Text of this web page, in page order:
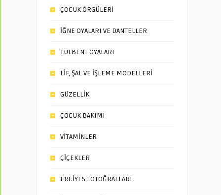
ÇOCUK ÖRGÜLERİ
İĞNE OYALARI VE DANTELLER
TÜLBENT OYALARI
LİF, ŞAL VE İŞLEME MODELLERİ
GÜZELLİK
ÇOCUK BAKIMI
VİTAMİNLER
ÇİÇEKLER
ERCİYES FOTOĞRAFLARI